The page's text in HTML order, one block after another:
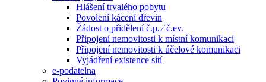
Hlášení trvalého pobytu
Povolení kácení dřevin
Žádost o přidělení č.p. ⁄ č.ev.
Připojení nemovitosti k místní komunikaci
Připojení nemovitosti k účelové komunikaci
Vyjádření existence sítí
e-podatelna